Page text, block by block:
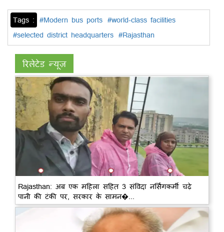
Tags : #Modern bus ports #world-class facilities
#selected district headquarters #Rajasthan
रिलेटेड न्यूज़
Rajasthan: अब एक महिला सहित 3 संविदा नर्सिंगकर्मी चढ़े
पानी की टंकी पर, सरकार के सामन�...